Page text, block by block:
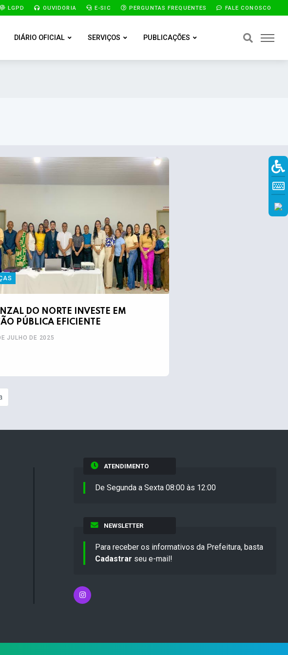
LGPD OUVIDORIA E-SIC PERGUNTAS FREQUENTES FALE CONOSCO
DIÁRIO OFICIAL SERVIÇOS PUBLICAÇÕES
DO NORTE INVESTE EM
PÚBLICA EFICIENTE
JULHO DE 2025
ATENDIMENTO
De Segunda a Sexta 08:00 às 12:00
NEWSLETTER
Para receber os informativos da Prefeitura, basta
Cadastrar seu e-mail!